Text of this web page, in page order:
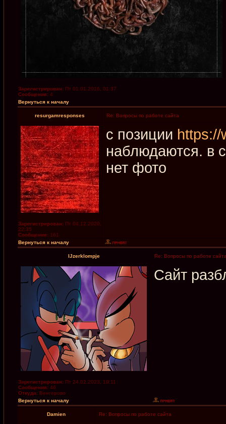
Зарегистрирован: Пт 01.01.2016, 01:37
Сообщения: 4
Вернуться к началу
resurgamresponses Re: Вопросы по работе сайта
Зарегистрирован: Пт 04.12.2020,
22:35
Сообщения: 161
с позиции https://
наблюдаются. в
нет фото
Вернуться к началу
IJzerklompje Re: Вопросы по работе
Зарегистрирован: Пт 24.02.2023, 19:11
Сообщения: 46
Откуда: Венгерово
Сайт
Вернуться к началу
Damien Re: Вопросы по работе сайта